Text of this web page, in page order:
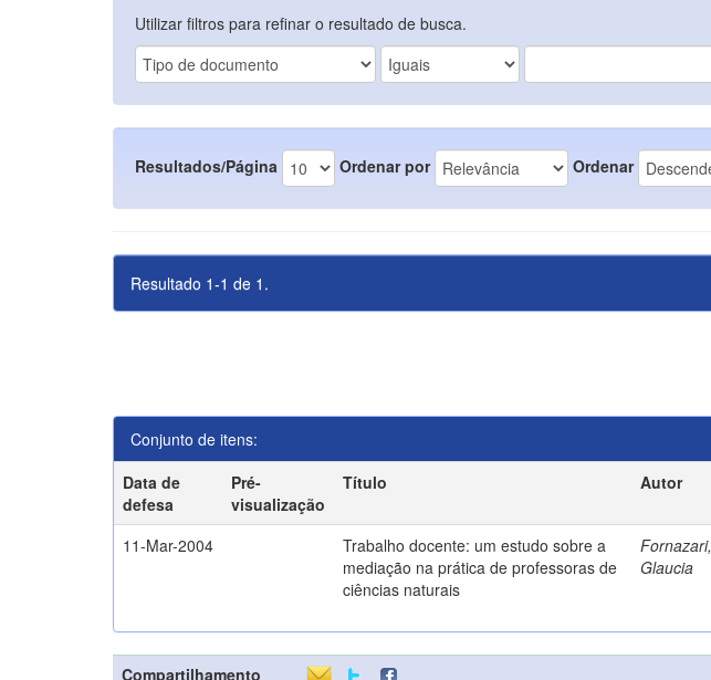
Utilizar filtros para refinar o resultado de busca.
Resultados/Página Ordenar por Ordenar
Resultado 1-1 de 1.
Conjunto de itens:
Data de
defesa
Pré-
visualização
Título Autor
11-Mar-2004
Trabalho docente: um estudo sobre a
mediação na prática de professoras de
ciências naturais
Fornazari,
Glaucia
Compartilhamento